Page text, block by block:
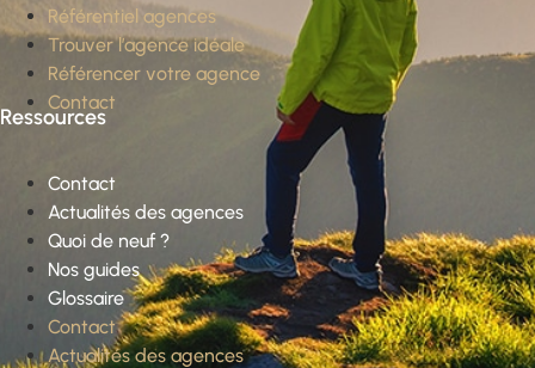
Référentiel agences
Trouver l’agence idéale
Référencer votre agence
Contact
Ressources
Contact
Actualités des agences
Quoi de neuf ?
Nos guides
Glossaire
Contact
Actualités des agences